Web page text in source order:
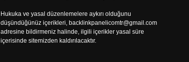
Hukuka ve yasal düzenlemelere aykırı olduğunu
düşündüğünüz içerikleri, backlinkpanelicomtr@gmail.com
adresine bildirmeniz halinde, ilgili içerikler yasal süre
içerisinde sitemizden kaldırılacaktır.